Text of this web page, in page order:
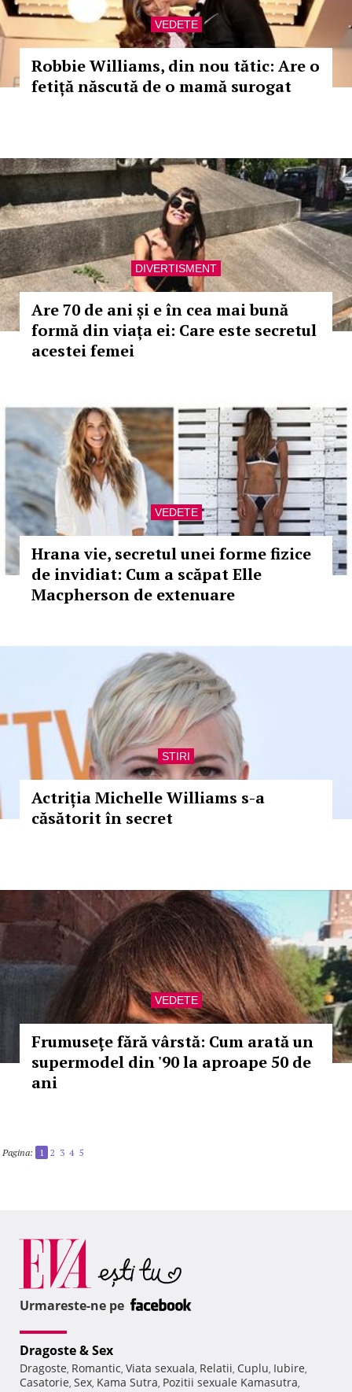
VEDETE
Robbie Williams, din nou tătic: Are o
fetiță născută de o mamă surogat
DIVERTISMENT
Are 70 de ani și e în cea mai bună
formă din viața ei: Care este secretul
acestei femei
VEDETE
Hrana vie, secretul unei forme fizice
de invidiat: Cum a scăpat Elle
Macpherson de extenuare
STIRI
Actriția Michelle Williams s-a
căsătorit în secret
VEDETE
Frumuseţe fără vârstă: Cum arată un
supermodel din '90 la aproape 50 de
ani
Pagina: 1 2 3 4 5
Urmareste-ne pe
Dragoste & Sex
Dragoste, Romantic, Viata sexuala, Relatii, Cuplu, Iubire,
Casatorie, Sex, Kama Sutra, Pozitii sexuale Kamasutra,